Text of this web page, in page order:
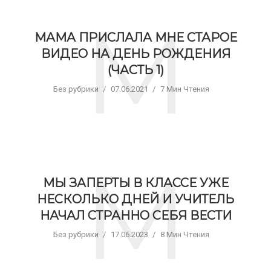
МАМА ПРИСЛАЛА МНЕ СТАРОЕ
ВИДЕО НА ДЕНЬ РОЖДЕНИЯ
(ЧАСТЬ 1)
Без рубрики 07.06.2021 7 Мин Чтения
М
МЫ ЗАПЕРТЫ В КЛАССЕ УЖЕ
НЕСКОЛЬКО ДНЕЙ И УЧИТЕЛЬ
НАЧАЛ СТРАННО СЕБЯ ВЕСТИ
Без рубрики 17.06.2023 8 Мин Чтения
М